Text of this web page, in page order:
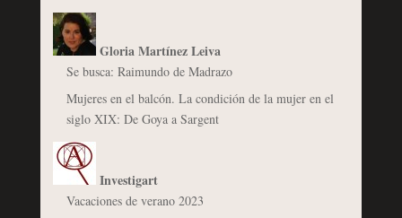
Gloria Martínez Leiva
Se busca: Raimundo de Madrazo
Mujeres en el balcón. La condición de la mujer en el
siglo XIX: De Goya a Sargent
Investigart
Vacaciones de verano 2023